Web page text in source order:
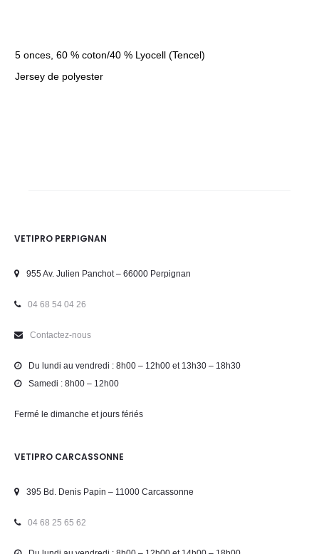
5 onces, 60 % coton/40 % Lyocell (Tencel)
Jersey de polyester
VETIPRO PERPIGNAN
955 Av. Julien Panchot – 66000 Perpignan
04 68 54 04 26
Contactez-nous
Du lundi au vendredi : 8h00 – 12h00 et 13h30 – 18h30
Samedi : 8h00 – 12h00
Fermé le dimanche et jours fériés
VETIPRO CARCASSONNE
395 Bd. Denis Papin – 11000 Carcassonne
04 68 25 65 62